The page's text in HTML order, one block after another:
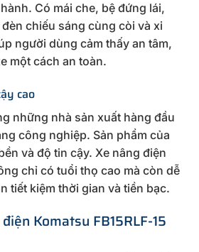
Có mái che, bệ đứng lái,
chiếu sáng cùng còi và xi
người dùng cảm thấy an tâm,
một cách an toàn.
cao
những nhà sản xuất hàng đầu
công nghiệp. Sản phẩm của
và độ tin cậy. Xe nâng điện
chỉ có tuổi thọ cao mà còn dễ
tiết kiệm thời gian và tiền bạc.
Komatsu FB15RLF-15